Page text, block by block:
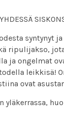
syntynyt
ripulijakso,
ja ongelmat
leikkisä!
ovat